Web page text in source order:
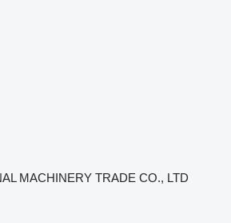
MACHINERY TRADE CO., LTD